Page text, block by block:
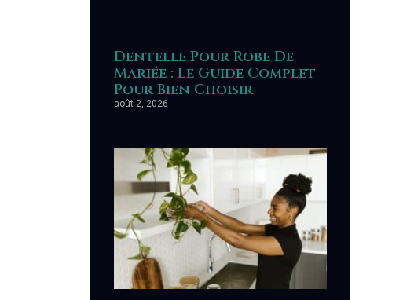
Dentelle Pour Robe De
Mariée : Le Guide Complet
Pour Bien Choisir
août 2, 2026